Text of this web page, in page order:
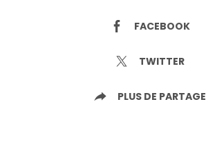
FACEBOOK
TWITTER
PLUS DE PARTAGE